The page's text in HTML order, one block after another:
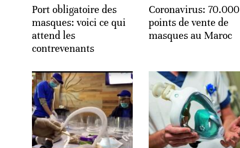
Port obligatoire des
masques: voici ce qui
attend les
contrevenants
Coronavirus: 70.000
points de vente de
masques au Maroc